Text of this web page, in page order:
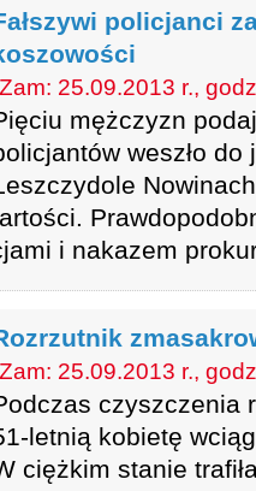
policjanci
25.09.2013 r.,
mężczyzn
weszło
i nakazem
25.09.2013 r.,
czyszczenia
letnią kobietę
ciężkim stanie